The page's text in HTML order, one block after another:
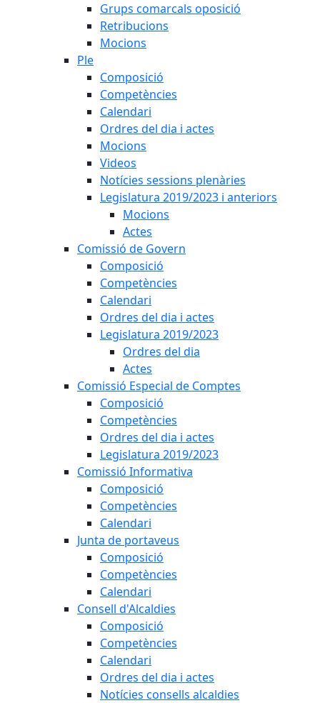
Grups comarcals oposició
Retribucions
Mocions
Ple
Composició
Competències
Calendari
Ordres del dia i actes
Mocions
Videos
Notícies sessions plenàries
Legislatura 2019/2023 i anteriors
Mocions
Actes
Comissió de Govern
Composició
Competències
Calendari
Ordres del dia i actes
Legislatura 2019/2023
Ordres del dia
Actes
Comissió Especial de Comptes
Composició
Competències
Ordres del dia i actes
Legislatura 2019/2023
Comissió Informativa
Composició
Competències
Calendari
Junta de portaveus
Composició
Competències
Calendari
Consell d'Alcaldies
Composició
Competències
Calendari
Ordres del dia i actes
Notícies consells alcaldies